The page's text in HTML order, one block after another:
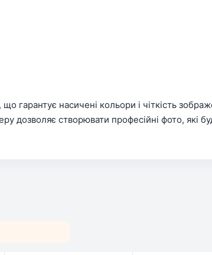
гарантує насичені кольори і чіткість
дозволяє створювати професійні фото, які